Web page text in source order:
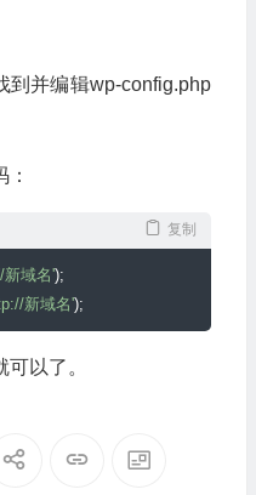
到并编辑wp-config.php
复制
新域名');
新域名');
以了。